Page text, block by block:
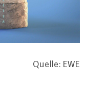
Quelle: EWE